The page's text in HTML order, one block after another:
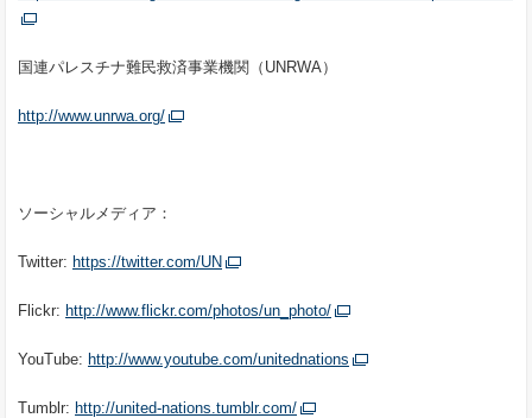
国連パレスチナ難民救済事業機関（UNRWA）
http://www.unrwa.org/
ソーシャルメディア：
Twitter: https://twitter.com/UN
Flickr: http://www.flickr.com/photos/un_photo/
YouTube: http://www.youtube.com/unitednations
Tumblr: http://united-nations.tumblr.com/